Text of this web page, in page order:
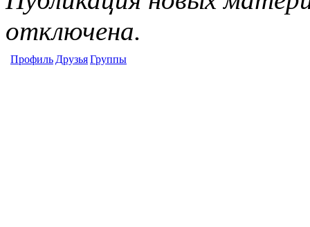
отключена.
Профиль ДрузьяГруппы